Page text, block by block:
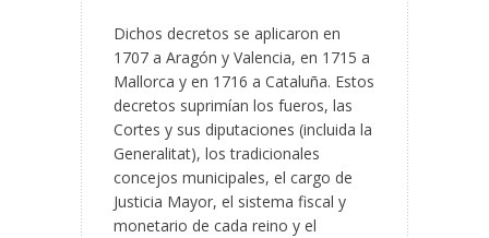
Dichos decretos se aplicaron en
1707 a Aragón y Valencia, en 1715 a
Mallorca y en 1716 a Cataluña. Estos
decretos suprimían los fueros, las
Cortes y sus diputaciones (incluida la
Generalitat), los tradicionales
concejos municipales, el cargo de
Justicia Mayor, el sistema fiscal y
monetario de cada reino y el